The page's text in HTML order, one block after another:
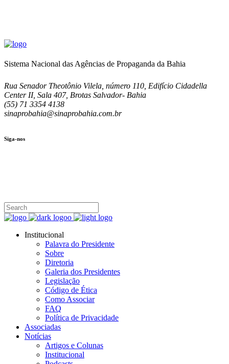
Sistema Nacional das Agências de Propaganda da Bahia
Rua Senador Theotônio Vilela, número 110, Edifício Cidadella
Center II, Sala 407, Brotas Salvador- Bahia
(55) 71 3354 4138
sinaprobahia@sinaprobahia.com.br
Siga-nos
Institucional
Palavra do Presidente
Sobre
Diretoria
Galeria dos Presidentes
Legislação
Código de Ética
Como Associar
FAQ
Política de Privacidade
Associadas
Notícias
Artigos e Colunas
Institucional